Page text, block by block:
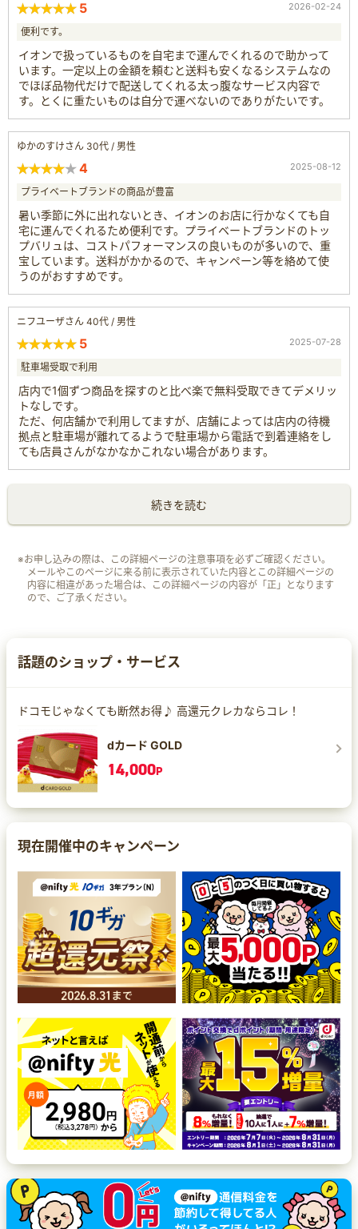
5 2026-02-24
便利です。
イオンで扱っているものを自宅まで運んでくれるので助かって
います。一定以上の金額を頼むと送料も安くなるシステムなの
でほぼ品物代だけで配送してくれる太っ腹なサービス内容で
す。とくに重たいものは自分で運べないのでありがたいです。
ゆかのすけさん 30代 / 男性
4 2025-08-12
プライベートブランドの商品が豊富
暑い季節に外に出れないとき、イオンのお店に行かなくても自
宅に運んでくれるため便利です。プライベートブランドのトッ
プバリュは、コストパフォーマンスの良いものが多いので、重
宝しています。送料がかかるので、キャンペーン等を絡めて使
うのがおすすめです。
ニフユーザさん 40代 / 男性
5 2025-07-28
駐車場受取で利用
店内で1個ずつ商品を探すのと比べ楽で無料受取できてデメリッ
トなしです。
ただ、何店舗かで利用してますが、店舗によっては店内の待機
拠点と駐車場が離れてるようで駐車場から電話で到着連絡をし
ても店員さんがなかなかこれない場合があります。
続きを読む
※お申し込みの際は、この詳細ページの注意事項を必ずご確認ください。
メールやこのページに来る前に表示されていた内容とこの詳細ページの
内容に相違があった場合は、この詳細ページの内容が「正」となります
ので、ご了承ください。
話題のショップ・サービス
ドコモじゃなくても断然お得♪ 高還元クレカならコレ！
dカード GOLD
14,000P
現在開催中のキャンペーン